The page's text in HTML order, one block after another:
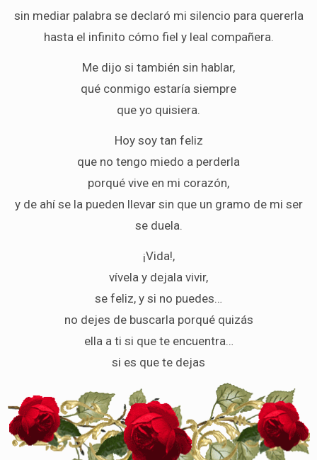
sin mediar palabra se declaró mi silencio para quererla
hasta el infinito cómo fiel y leal compañera.
Me dijo si también sin hablar,
qué conmigo estaría siempre
que yo quisiera.
Hoy soy tan feliz
que no tengo miedo a perderla
porqué vive en mi corazón,
y de ahí se la pueden llevar sin que un gramo de mi ser
se duela.
¡Vida!,
vívela y dejala vivir,
se feliz, y si no puedes…
no dejes de buscarla porqué quizás
ella a ti si que te encuentra…
si es que te dejas